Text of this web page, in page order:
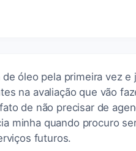
de óleo pela primeira vez
na avaliação que vão
de não precisar de
minha quando procuro
futuros.